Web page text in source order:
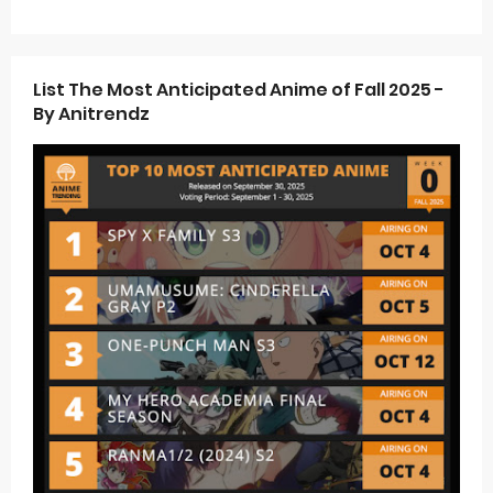
List The Most Anticipated Anime of Fall 2025 -
By Anitrendz